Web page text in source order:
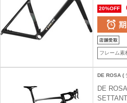
スモーク/
目安
20%OFF
フレーム素
DE ROSA (
DE